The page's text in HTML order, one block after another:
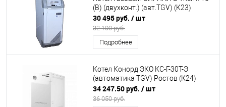
(B) (двухконт.) (авт.TGV) (К23)
30 495 руб. / шт
32 100 руб.
Подробнее
Котел Конорд ЭКО КС-Г-30Т-Э
(автоматика TGV) Ростов (К24)
34 247.50 руб. / шт
36 050 руб.